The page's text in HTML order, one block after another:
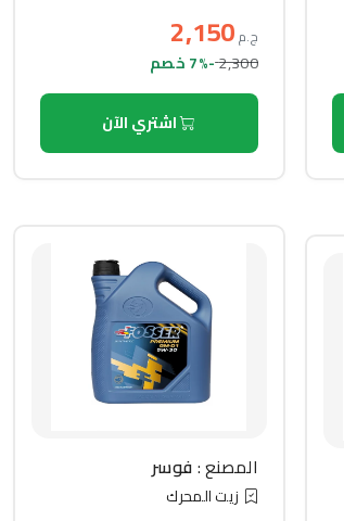
ج.م2,150
2,300-7% خصم
اشتري الآن
المصنع :فوسر
زيت المحرك